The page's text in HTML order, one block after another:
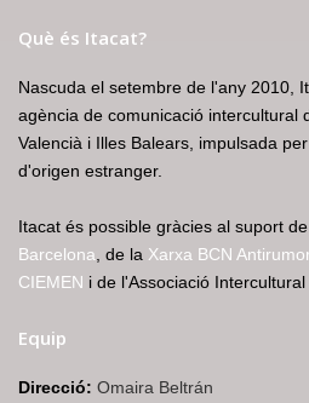
Què és Itacat?
Nascuda el setembre de l'any 2010,
agència de comunicació intercultural
Valencià i Illes Balears, impulsada
d'origen estranger.
Itacat és possible gràcies al suport
Barcelona , de la Xarxa BCN
CIEMEN i de l'Associació Intercultural
Equip
Direcció: Omaira Beltrán